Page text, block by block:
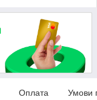
Оплата Умови